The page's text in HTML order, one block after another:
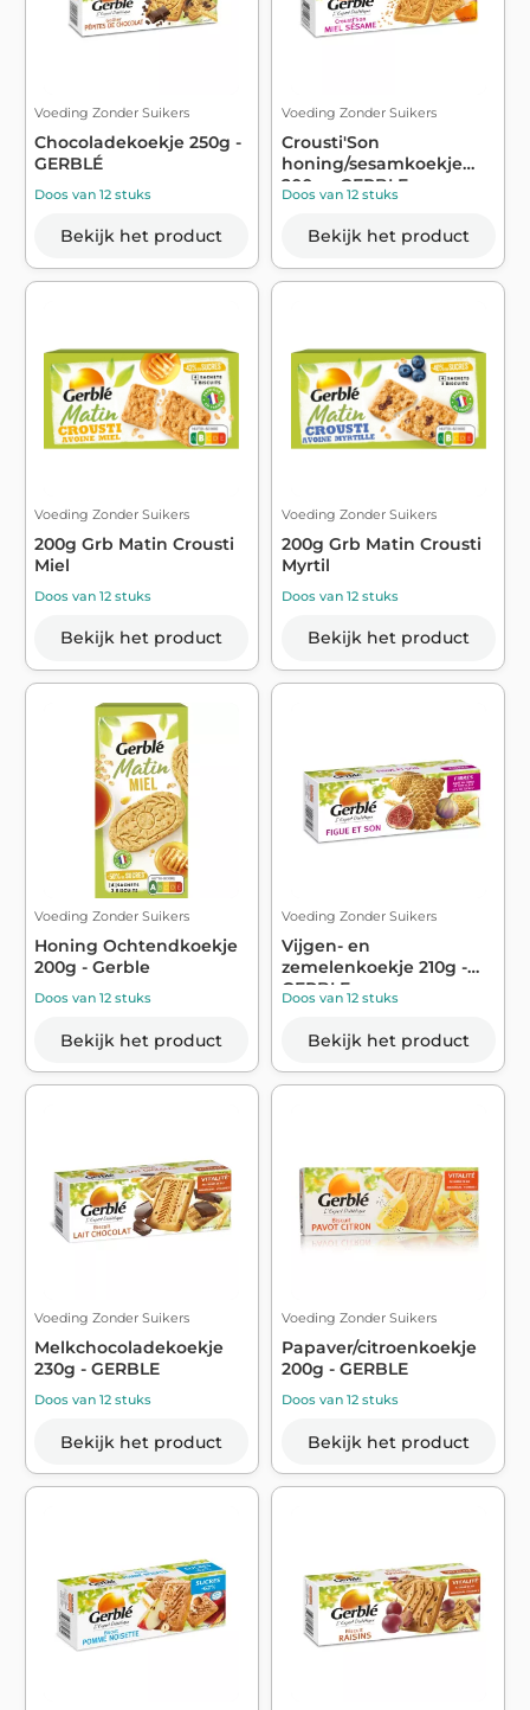
Voeding Zonder Suikers
Chocoladekoekje 250g -
GERBLÉ
Doos van 12 stuks
Bekijk het product
Voeding Zonder Suikers
Crousti'Son
honing/sesamkoekje
200g - GERBLE
Doos van 12 stuks
Bekijk het product
Voeding Zonder Suikers
200g Grb Matin Crousti
Miel
Doos van 12 stuks
Bekijk het product
Voeding Zonder Suikers
200g Grb Matin Crousti
Myrtil
Doos van 12 stuks
Bekijk het product
Voeding Zonder Suikers
Honing Ochtendkoekje
200g - Gerble
Doos van 12 stuks
Bekijk het product
Voeding Zonder Suikers
Vijgen- en
zemelenkoekje 210g -
GERBLE
Doos van 12 stuks
Bekijk het product
Voeding Zonder Suikers
Melkchocoladekoekje
230g - GERBLE
Doos van 12 stuks
Bekijk het product
Voeding Zonder Suikers
Papaver/citroenkoekje
200g - GERBLE
Doos van 12 stuks
Bekijk het product